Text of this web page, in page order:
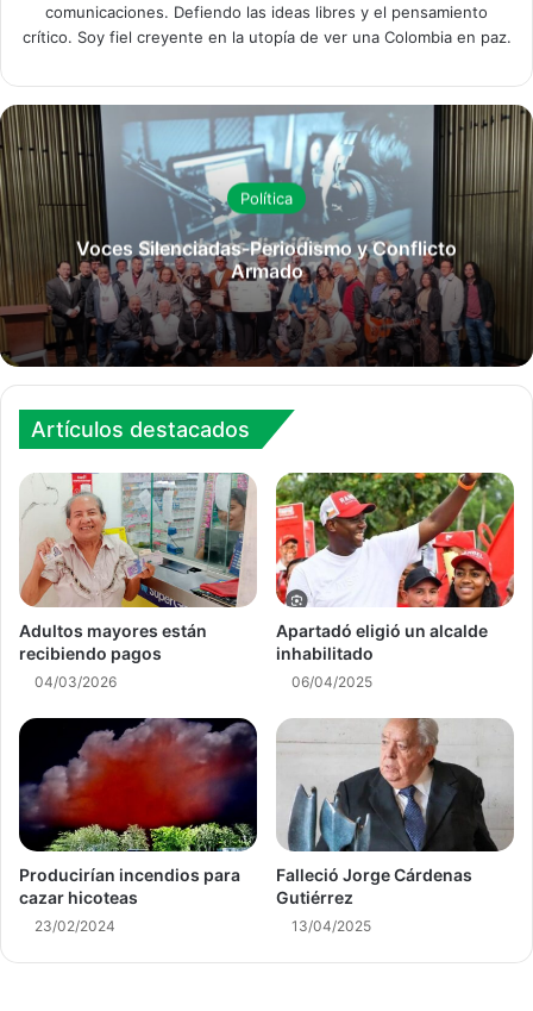
comunicaciones. Defiendo las ideas libres y el pensamiento
crítico. Soy fiel creyente en la utopía de ver una Colombia en paz.
Política
Voces Silenciadas-Periodismo y Conflicto
Armado
Artículos destacados
Adultos mayores están
recibiendo pagos
04/03/2026
Apartadó eligió un alcalde
inhabilitado
06/04/2025
Producirían incendios para
cazar hicoteas
23/02/2024
Falleció Jorge Cárdenas
Gutiérrez
13/04/2025